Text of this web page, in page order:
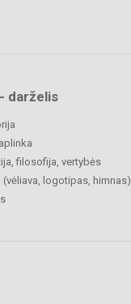
darželis
filosofija, vertybės
(vėliava, logotipas, himnas)